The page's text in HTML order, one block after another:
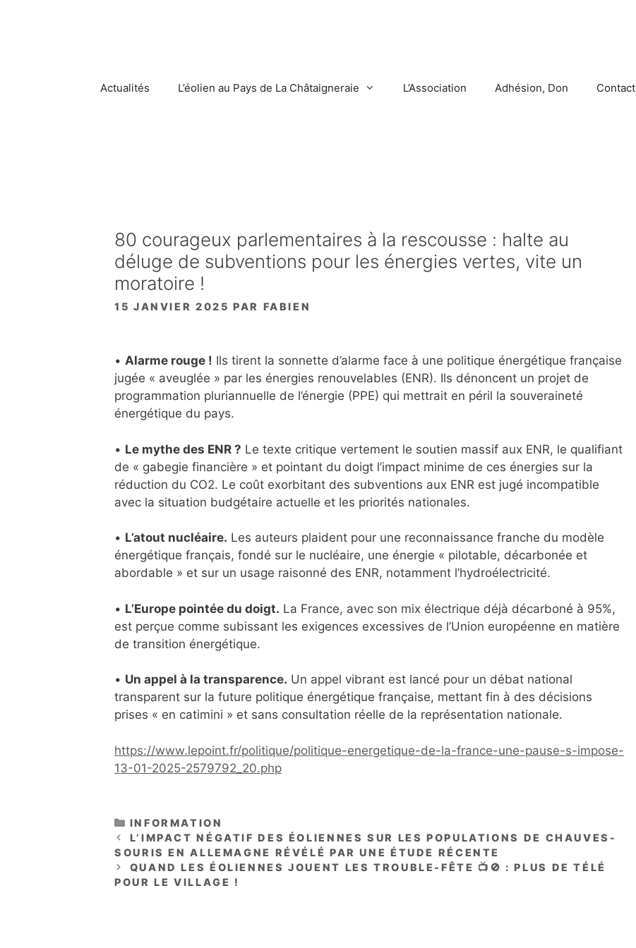
Actualités L’éolien au Pays de La Châtaigneraie L’Association Adhésion, Don Contact
80 courageux parlementaires à la rescousse : halte au
déluge de subventions pour les énergies vertes, vite un
moratoire !
15 JANVIER 2025 PAR FABIEN
• Alarme rouge ! Ils tirent la sonnette d’alarme face à une politique énergétique française
jugée « aveuglée » par les énergies renouvelables (ENR). Ils dénoncent un projet de
programmation pluriannuelle de l’énergie (PPE) qui mettrait en péril la souveraineté
énergétique du pays.
• Le mythe des ENR ? Le texte critique vertement le soutien massif aux ENR, le qualifiant
de « gabegie financière » et pointant du doigt l’impact minime de ces énergies sur la
réduction du CO2. Le coût exorbitant des subventions aux ENR est jugé incompatible
avec la situation budgétaire actuelle et les priorités nationales.
• L’atout nucléaire. Les auteurs plaident pour une reconnaissance franche du modèle
énergétique français, fondé sur le nucléaire, une énergie « pilotable, décarbonée et
abordable » et sur un usage raisonné des ENR, notamment l’hydroélectricité.
• L’Europe pointée du doigt. La France, avec son mix électrique déjà décarboné à 95%,
est perçue comme subissant les exigences excessives de l’Union européenne en matière
de transition énergétique.
• Un appel à la transparence. Un appel vibrant est lancé pour un débat national
transparent sur la future politique énergétique française, mettant fin à des décisions
prises « en catimini » et sans consultation réelle de la représentation nationale.
https://www.lepoint.fr/politique/politique-energetique-de-la-france-une-pause-s-impose-
13-01-2025-2579792_20.php
CATÉGORIES
INFORMATION
L’IMPACT NÉGATIF DES ÉOLIENNES SUR LES POPULATIONS DE CHAUVES-
SOURIS EN ALLEMAGNE RÉVÉLÉ PAR UNE ÉTUDE RÉCENTE
QUAND LES ÉOLIENNES JOUENT LES TROUBLE-FÊTE 📺🚫 : PLUS DE TÉLÉ
POUR LE VILLAGE !